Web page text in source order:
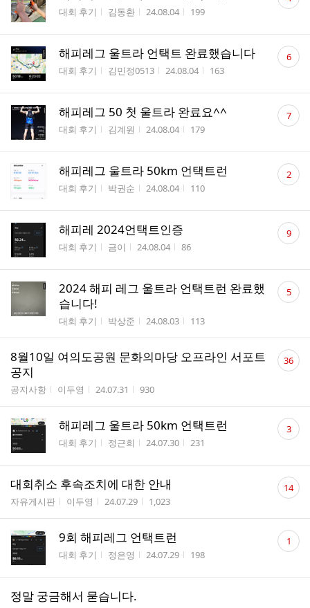
게시판명
대회 후기 작성자
김동환 작성시간
24.08.04 조회수
199
글
해피레그 울트라 언택트 완료했습니다
게시판명
대회 후기 작성자
김민정0513 작성시간
24.08.04 조회수
163
댓
글 6
해피레그 50 첫 울트라 완료요^^
게시판명
대회 후기 작성자
김계원 작성시간
24.08.04 조회수
179
댓
글 7
해피레그 울트라 50km 언택트런
게시판명
대회 후기 작성자
박권순 작성시간
24.08.04 조회수
110
댓
글 2
해피레 2024언택트인증
게시판명
대회 후기 작성자
금이 작성시간
24.08.04 조회수
86
댓
글 9
2024 해피 레그 울트라 언택트런 완료했
습니다!
게시판명
대회 후기 작성자
박상준 작성시간
24.08.03 조회수
113
댓
글 5
8월10일 여의도공원 문화의마당 오프라인 서포트
공지
게시판명
공지사항 작성자
이두영 작성시간
24.07.31 조회수
930
댓
글36
해피레그 울트라 50km 언택트런
게시판명
대회 후기 작성자
정근희 작성시간
24.07.30 조회수
231
댓
글 3
대회취소 후속조치에 대한 안내
게시판명
자유게시판 작성자
이두영 작성시간
24.07.29 조회수
1,023
댓
글14
9회 해피레그 언택트런
게시판명
대회 후기 작성자
정은영 작성시간
24.07.29 조회수
198
댓
글 1
정말 궁금해서 묻습니다.